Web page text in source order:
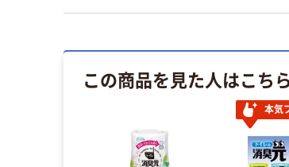
この商品を見た人はこち
本気